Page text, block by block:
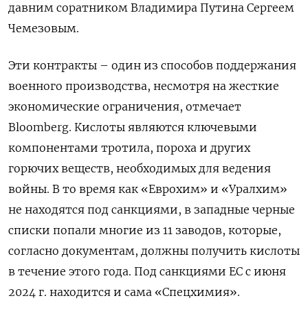
давним соратником Владимира Путина Сергеем
Чемезовым.
Эти контракты – один из способов поддержания
военного производства, несмотря на жесткие
экономические ограничения, отмечает
Bloomberg. Кислоты являются ключевыми
компонентами тротила, пороха и других
горючих веществ, необходимых для ведения
войны. В то время как «Еврохим» и «Уралхим»
не находятся под санкциями, в западные черные
списки попали многие из 11 заводов, которые,
согласно документам, должны получить кислоты
в течение этого года. Под санкциями ЕС с июня
2024 г. находится и сама «Спецхимия».